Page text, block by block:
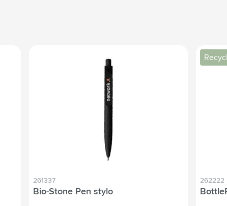
261337
Bio-Stone Pen stylo
262222